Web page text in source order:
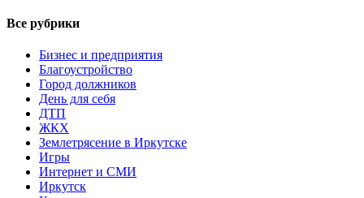
Все рубрики
Бизнес и предприятия
Благоустройство
Город должников
День для себя
ДТП
ЖКХ
Землетрясение в Иркутске
Игры
Интернет и СМИ
Иркутск